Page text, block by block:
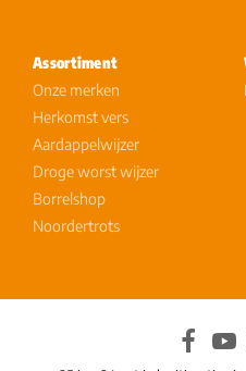
Assortiment
Onze merken
Herkomst vers
Aardappelwijzer
Droge worst wijzer
Borrelshop
Noordertrots